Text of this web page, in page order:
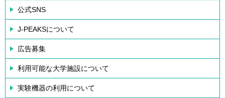
公式SNS
J-PEAKSについて
広告募集
利用可能な大学施設について
実験機器の利用について